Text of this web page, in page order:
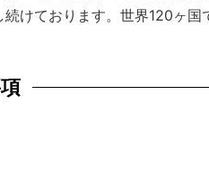
けております。世界120ヶ